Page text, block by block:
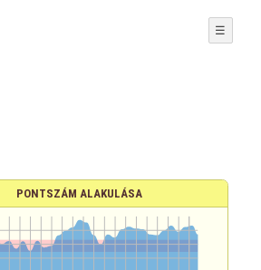
☰
PONTSZÁM ALAKULÁSA